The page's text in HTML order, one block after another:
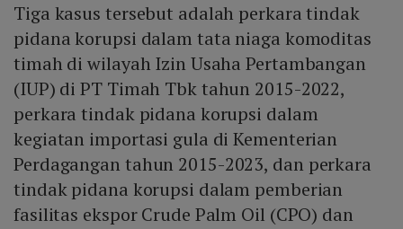
Tiga kasus tersebut adalah perkara tindak
pidana korupsi dalam tata niaga komoditas
timah di wilayah Izin Usaha Pertambangan
(IUP) di PT Timah Tbk tahun 2015-2022,
perkara tindak pidana korupsi dalam
kegiatan importasi gula di Kementerian
Perdagangan tahun 2015-2023, dan perkara
tindak pidana korupsi dalam pemberian
fasilitas ekspor Crude Palm Oil (CPO) dan